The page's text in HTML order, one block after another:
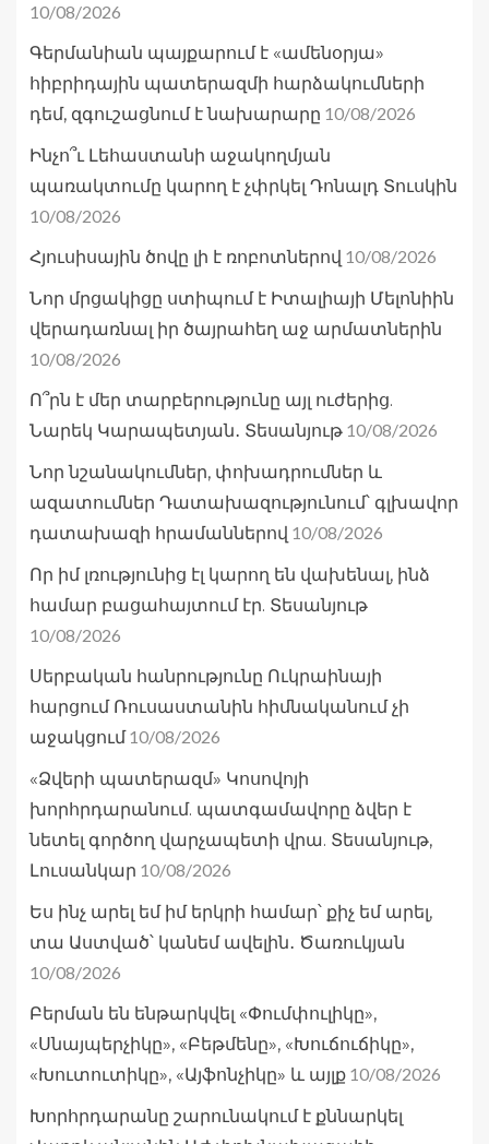
10/08/2026
Գերմանիան պայքարում է «ամենօրյա»
հիբրիդային պատերազմի հարձակումների
դեմ, զգուշացնում է նախարարը 10/08/2026
Ինչո՞ւ Լեհաստանի աջակողմյան
պառակտումը կարող է չփրկել Դոնալդ Տուսկին
10/08/2026
Հյուսիսային ծովը լի է ռոբոտներով 10/08/2026
Նոր մրցակիցը ստիպում է Իտալիայի Մելոնիին
վերադառնալ իր ծայրահեղ աջ արմատներին
10/08/2026
Ո՞րն է մեր տարբերությունը այլ ուժերից.
Նարեկ Կարապետյան․ Տեսանյութ 10/08/2026
Նոր նշանակումներ, փոխադրումներ և
ազատումներ Դատախազությունում՝ գլխավոր
դատախազի հրամաններով 10/08/2026
Որ իմ լռությունից էլ կարող են վախենալ, ինձ
համար բացահայտում էր. Տեսանյութ
10/08/2026
Սերբական հանրությունը Ուկրաինայի
հարցում Ռուսաստանին հիմնականում չի
աջակցում 10/08/2026
«Ձվերի պատերազմ» Կոսովոյի
խորհրդարանում. պատգամավորը ձվեր է
նետել գործող վարչապետի վրա. Տեսանյութ,
Լուսանկար 10/08/2026
Ես ինչ արել եմ իմ երկրի համար՝ քիչ եմ արել,
տա Աստված՝ կանեմ ավելին․ Ծառուկյան
10/08/2026
Բերման են ենթարկվել «Փումփուլիկը»,
«Սնայպերչիկը», «Բեթմենը», «Խուճուճիկը»,
«Խուտուտիկը», «Այֆոնչիկը» և այլք 10/08/2026
Խորհրդարանը շարունակում է քննարկել